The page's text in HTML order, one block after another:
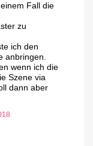
Fall die
zu
ich den
anbringen.
wenn ich die
Szene via
dann aber